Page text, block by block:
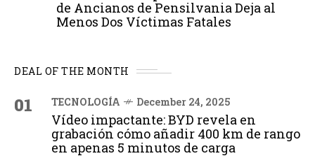
de Ancianos de Pensilvania Deja al
Menos Dos Víctimas Fatales
DEAL OF THE MONTH
01 TECNOLOGÍA December 24, 2025
Vídeo impactante: BYD revela en
grabación cómo añadir 400 km de rango
en apenas 5 minutos de carga